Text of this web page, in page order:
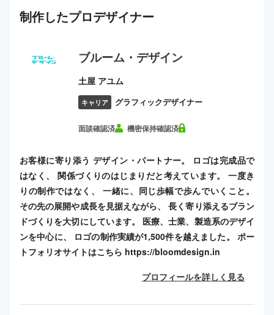
制作したプロデザイナー
ブルーム・デザイン
土屋 アユム
キャリア グラフィックデザイナー
面談確認済 機密保持確認済
お客様に寄り添う デザイン・パートナー。 ロゴは完成品で
はなく、 関係づくりのはじまりだと考えています。 一度き
りの制作ではなく、 一緒に、同じ歩幅で歩んでいくこと。
その先の展開や成長を見据えながら、 長く寄り添えるブラン
ドづくりを大切にしています。 医療、士業、製造系のデザイ
ンを中心に、 ロゴの制作実績が1,500件を越えました。 ポー
トフォリオサイトはこちら https://bloomdesign.in
プロフィールを詳しく見る